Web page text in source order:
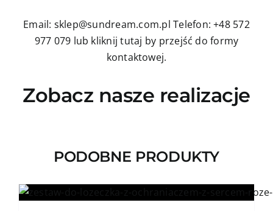
Email: sklep@sundream.com.pl Telefon: +48 572
977 079 lub kliknij tutaj by przejść do formy
kontaktowej.
Zobacz nasze realizacje
PODOBNE PRODUKTY